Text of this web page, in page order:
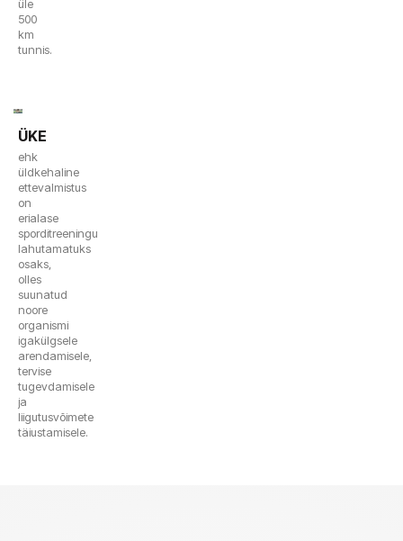
üle
500
km
tunnis.
ÜKE
ehk
üldkehaline
ettevalmistus
on
erialase
sporditreeningu
lahutamatuks
osaks,
olles
suunatud
noore
organismi
igakülgsele
arendamisele,
tervise
tugevdamisele
ja
liigutusvõimete
täiustamisele.